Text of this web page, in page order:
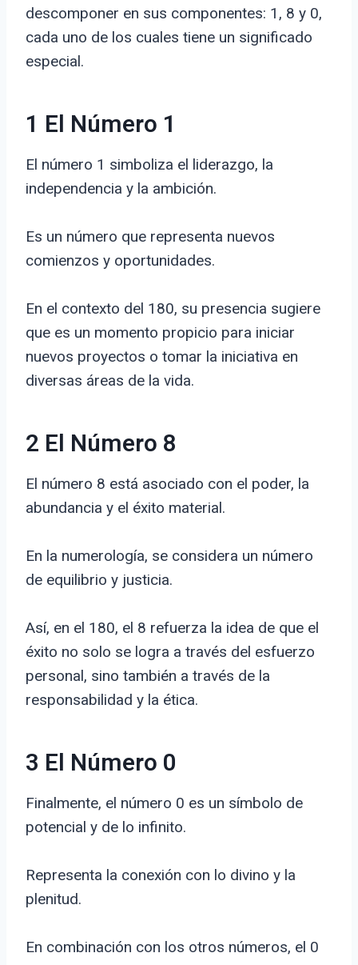
descomponer en sus componentes: 1, 8 y 0,
cada uno de los cuales tiene un significado
especial.
1 El Número 1
El número 1 simboliza el liderazgo, la
independencia y la ambición.
Es un número que representa nuevos
comienzos y oportunidades.
En el contexto del 180, su presencia sugiere
que es un momento propicio para iniciar
nuevos proyectos o tomar la iniciativa en
diversas áreas de la vida.
2 El Número 8
El número 8 está asociado con el poder, la
abundancia y el éxito material.
En la numerología, se considera un número
de equilibrio y justicia.
Así, en el 180, el 8 refuerza la idea de que el
éxito no solo se logra a través del esfuerzo
personal, sino también a través de la
responsabilidad y la ética.
3 El Número 0
Finalmente, el número 0 es un símbolo de
potencial y de lo infinito.
Representa la conexión con lo divino y la
plenitud.
En combinación con los otros números, el 0